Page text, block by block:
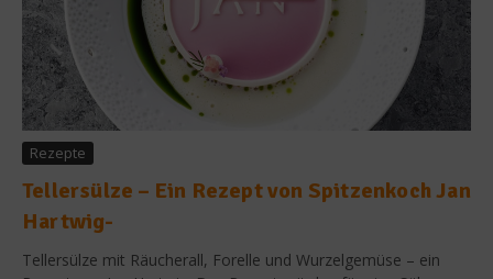
Rezepte
Tellersülze – Ein Rezept von Spitzenkoch Jan
Hartwig-
Tellersülze mit Räucherall, Forelle und Wurzelgemüse – ein